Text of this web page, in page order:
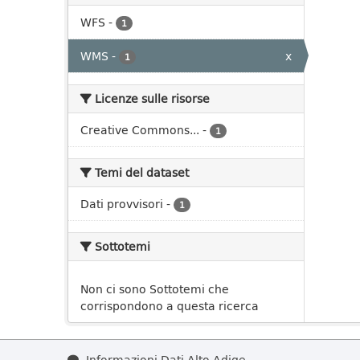
WFS - 1
WMS - 1 x
Licenze sulle risorse
Creative Commons... - 1
Temi del dataset
Dati provvisori - 1
Sottotemi
Non ci sono Sottotemi che
corrispondono a questa ricerca